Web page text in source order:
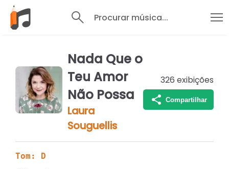
Procurar música...
Nada Que o
Teu Amor
Não Possa
Laura
Souguellis
326 exibições
Compartilhar
Tom: D